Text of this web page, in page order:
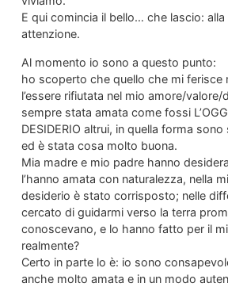
E qui comincia il bello… che lascio:
attenzione.
Al momento io sono a questo punto:
ho scoperto che quello che mi ferisce
l’essere rifiutata nel mio amore/
sempre stata amata come fossi
DESIDERIO altrui, in quella forma
ed è stata cosa molto buona.
Mia madre e mio padre hanno
l’hanno amata con naturalezza, nella
desiderio è stato corrisposto; nelle
cercato di guidarmi verso la terra
conoscevano, e lo hanno fatto per il
realmente?
Certo in parte lo è: io sono
anche molto amata e in un modo